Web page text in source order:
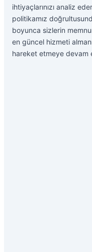
ihtiyaçlarınızı analiz
politikamız
boyunca sizlerin
en güncel hizmeti
hareket etmeye devam